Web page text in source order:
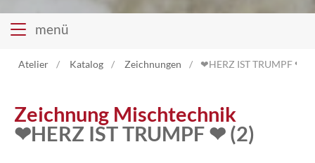
menü
Atelier
Atelier Katalog Zeichnungen ❤HERZ IST TRUMPF ❤
Zeichnung Mischtechnik
❤HERZ IST TRUMPF ❤ (2)